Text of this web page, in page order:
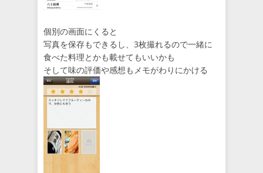
個別の画面にくると
写真を保存もできるし、3枚撮れるので一緒に
食べた料理とかも載せてもいいかも
そして味の評価や感想もメモがわりにかける